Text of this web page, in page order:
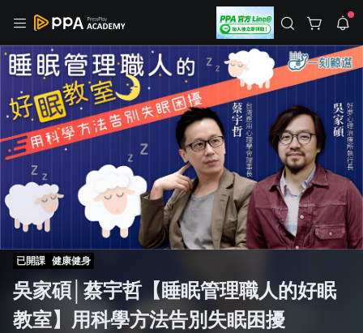
註冊領取 上千元優惠券！
登入/註冊
公告
🌞 PPA 避暑津貼．冷氣房升級｜期間快閃活動
🥵 酷暑限時快閃｜單筆滿 NT$2,500 現折 NT$300、再贈最高
2% 點數回饋！🚀 酷暑來襲．偷偷在冷氣房升級 📈⭐️ 【冷氣房
進修 限時開跑】◾單筆滿 NT$2,500 現折 NT$300◾活動期間：
即日起 - 8/13（只有一週）-📣 酷暑季好康 \ 再加碼 /→ 點數回饋
無上限🔥購買任一課程 or 訂閱✅ 消費即享回饋 1% 點數✅ 滿
$5,000 回饋 2% 點數🎁 此為 PPA 官方帳號 Line@ 專屬活動，加
入好友👉 享有「渠道專屬活動」及「個人化推播」！
4 天前
查看全部
已開課 健康健身
吳家碩│蔡宇哲【睡眠管理職人的好眠
教室】用科學方法告別失眠困擾
沒有描述
--:-- --:--
1.0x
播放速度
2.0x
1.75x
1.5x
追蹤列表 播放清單
沒有播放清單
去逛逛
返回播放器
清除全部